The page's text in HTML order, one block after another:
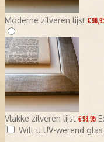
Moderne zilveren lijst €
Vlakke zilveren lijst € 98,95
Wilt u UV-werend